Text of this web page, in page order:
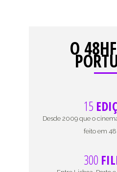
O
15
Desde 2009 que o
feito em 48
300